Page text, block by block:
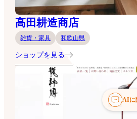
高田耕造商店
雑貨・家具 和歌山県
ショップを見る
AIに